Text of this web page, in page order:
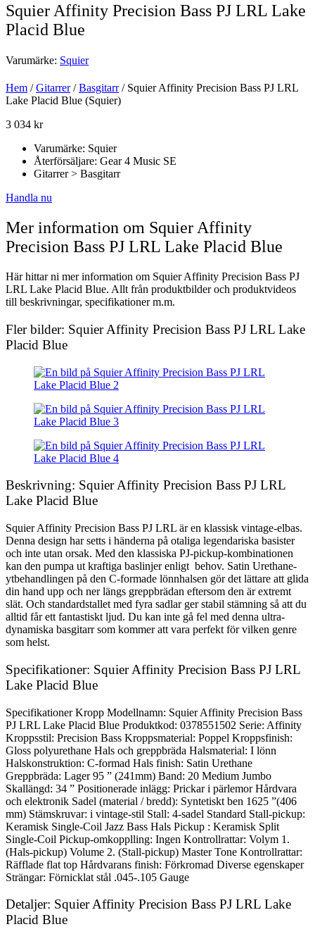
Squier Affinity Precision Bass PJ LRL Lake
Placid Blue
Varumärke: Squier
Hem /Gitarrer/Basgitarr/ Squier Affinity Precision Bass PJ LRL
Lake Placid Blue (Squier)
3 034 kr
Varumärke: Squier
Återförsäljare: Gear 4 Music SE
Gitarrer > Basgitarr
Handla nu
Mer information om Squier Affinity
Precision Bass PJ LRL Lake Placid Blue
Här hittar ni mer information om Squier Affinity Precision Bass PJ
LRL Lake Placid Blue. Allt från produktbilder och produktvideos
till beskrivningar, specifikationer m.m.
Fler bilder: Squier Affinity Precision Bass PJ LRL Lake
Placid Blue
Beskrivning: Squier Affinity Precision Bass PJ LRL
Lake Placid Blue
Squier Affinity Precision Bass PJ LRL är en klassisk vintage-elbas.
Denna design har setts i händerna på otaliga legendariska basister
och inte utan orsak. Med den klassiska PJ-pickup-kombinationen
kan den pumpa ut kraftiga baslinjer enligt behov. Satin Urethane-
ytbehandlingen på den C-formade lönnhalsen gör det lättare att glida
din hand upp och ner längs greppbrädan eftersom den är extremt
slät. Och standardstallet med fyra sadlar ger stabil stämning så att du
alltid får ett fantastiskt ljud. Du kan inte gå fel med denna ultra-
dynamiska basgitarr som kommer att vara perfekt för vilken genre
som helst.
Specifikationer: Squier Affinity Precision Bass PJ LRL
Lake Placid Blue
Specifikationer Kropp Modellnamn: Squier Affinity Precision Bass
PJ LRL Lake Placid Blue Produktkod: 0378551502 Serie: Affinity
Kroppsstil: Precision Bass Kroppsmaterial: Poppel Kroppsfinish:
Gloss polyurethane Hals och greppbräda Halsmaterial: I lönn
Halskonstruktion: C-formad Hals finish: Satin Urethane
Greppbräda: Lager 95 ” (241mm) Band: 20 Medium Jumbo
Skallängd: 34 ” Positionerade inlägg: Prickar i pärlemor Hårdvara
och elektronik Sadel (material / bredd): Syntetiskt ben 1625 ”(406
mm) Stämskruvar: i vintage-stil Stall: 4-sadel Standard Stall-pickup:
Keramisk Single-Coil Jazz Bass Hals Pickup : Keramisk Split
Single-Coil Pickup-omkopplling: Ingen Kontrollrattar: Volym 1.
(Hals-pickup) Volume 2. (Stall-pickup) Master Tone Kontrollrattar:
Räfflade flat top Hårdvarans finish: Förkromad Diverse egenskaper
Strängar: Förnicklat stål .045-.105 Gauge
Detaljer: Squier Affinity Precision Bass PJ LRL Lake
Placid Blue